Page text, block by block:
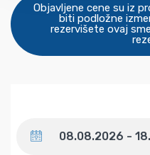
Objavljene cene su iz
biti podložne
rezervišete ovaj